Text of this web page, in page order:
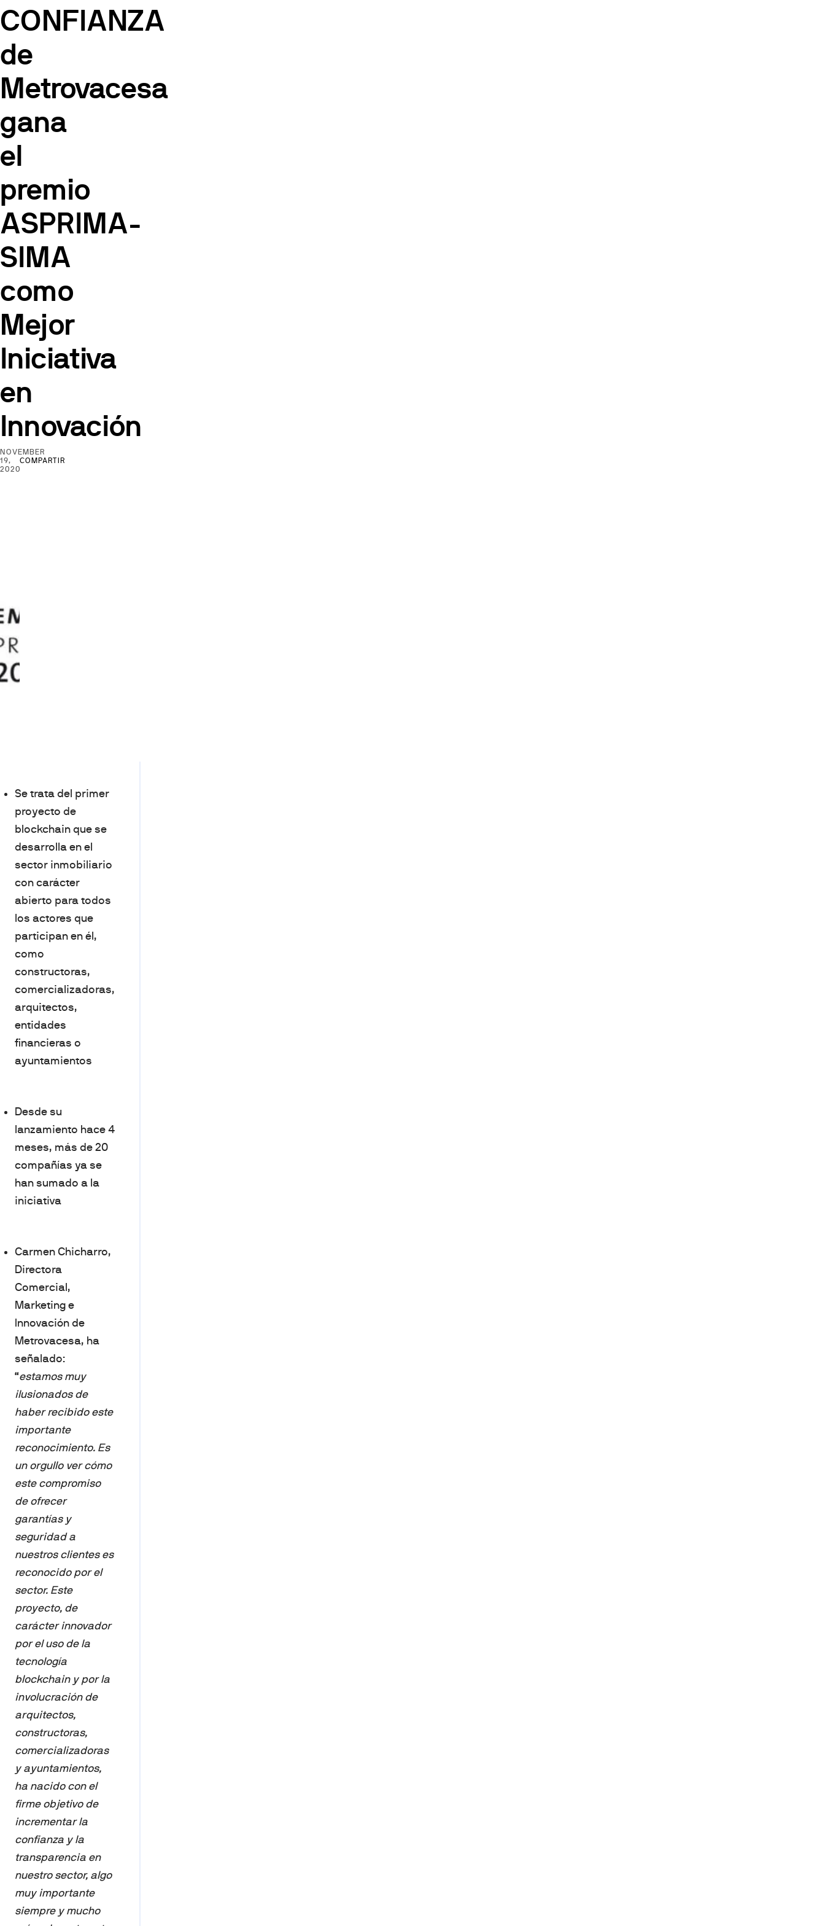
CONFIANZA
de
Metrovacesa
gana
el
premio
ASPRIMA-
SIMA
como
Mejor
Iniciativa
en
Innovación
NOVEMBER
19,
2020
COMPARTIR
Se trata del primer
proyecto de
blockchain que se
desarrolla en el
sector inmobiliario
con carácter
abierto para todos
los actores que
participan en él,
como
constructoras,
comercializadoras,
arquitectos,
entidades
financieras o
ayuntamientos
Desde su
lanzamiento hace 4
meses, más de 20
compañías ya se
han sumado a la
iniciativa
Carmen Chicharro,
Directora
Comercial,
Marketing e
Innovación de
Metrovacesa, ha
señalado:
“estamos muy
ilusionados de
haber recibido este
importante
reconocimiento. Es
un orgullo ver cómo
este compromiso
de ofrecer
garantías y
seguridad a
nuestros clientes es
reconocido por el
sector. Este
proyecto, de
carácter innovador
por el uso de la
tecnología
blockchain y por la
involucración de
arquitectos,
constructoras,
comercializadoras
y ayuntamientos,
ha nacido con el
firme objetivo de
incrementar la
confianza y la
transparencia en
nuestro sector, algo
muy importante
siempre y mucho